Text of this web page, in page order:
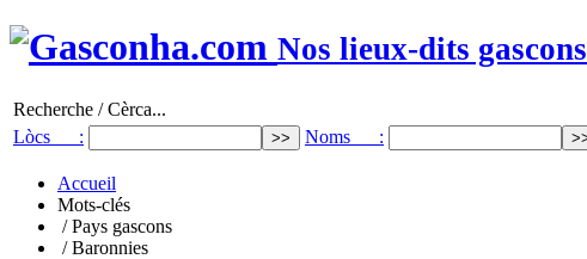
Nos lieux-dits gascons
Recherche / Cèrca...
Lòcs :
Noms :
Accueil
Mots-clés
/ Pays gascons
/ Baronnies